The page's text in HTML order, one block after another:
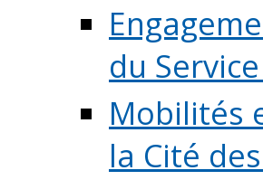
du
Mobilités
la Cité